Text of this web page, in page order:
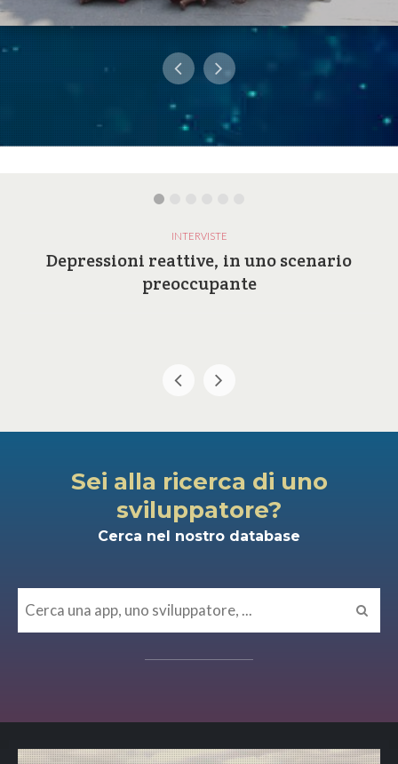
INTERVISTE
Depressioni reattive, in uno scenario
preoccupante
Sei alla ricerca di uno
sviluppatore?
Cerca nel nostro database